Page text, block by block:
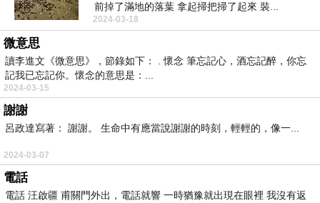
前掉了滿地的落葉 拿起掃把掃了起來 裝...
2024-03-18
微意思
讀李進文《微意思》，節錄如下： . 懷念 筆忘記心，酒忘記醉，你忘
記我已忘記你。懷念的意思是：...
2024-03-15
謝謝
呂政達寫著： 謝謝。 生命中有應當說謝謝的時刻，輕輕的，像一...
2024-03-07
電話
電話 汪啟疆 甫關門外出，電話就響 一時猶豫就出現在眼裡 我沒有返